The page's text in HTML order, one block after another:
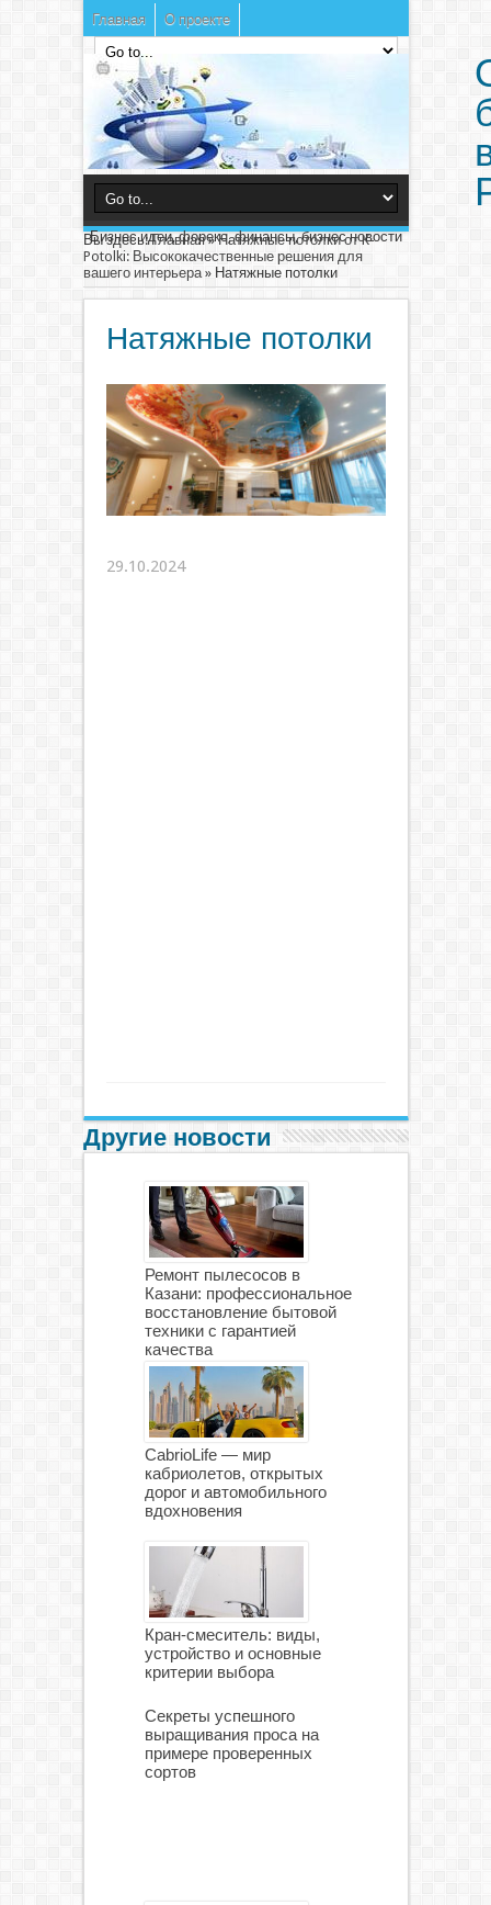
Главная О проекте
Бизнес идеи, форекс, финансы, бизнес новости
Вы здесь:Главная»Натяжные потолки от K-
Potolki: Высококачественные решения для
вашего интерьера» Натяжные потолки
Натяжные потолки
29.10.2024
Другие новости
Ремонт пылесосов в
Казани: профессиональное
восстановление бытовой
техники с гарантией
качества
CabrioLife — мир
кабриолетов, открытых
дорог и автомобильного
вдохновения
Кран-смеситель: виды,
устройство и основные
критерии выбора
Секреты успешного
выращивания проса на
примере проверенных
сортов